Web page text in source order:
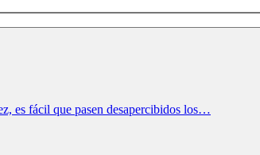
es fácil que pasen desapercibidos los…